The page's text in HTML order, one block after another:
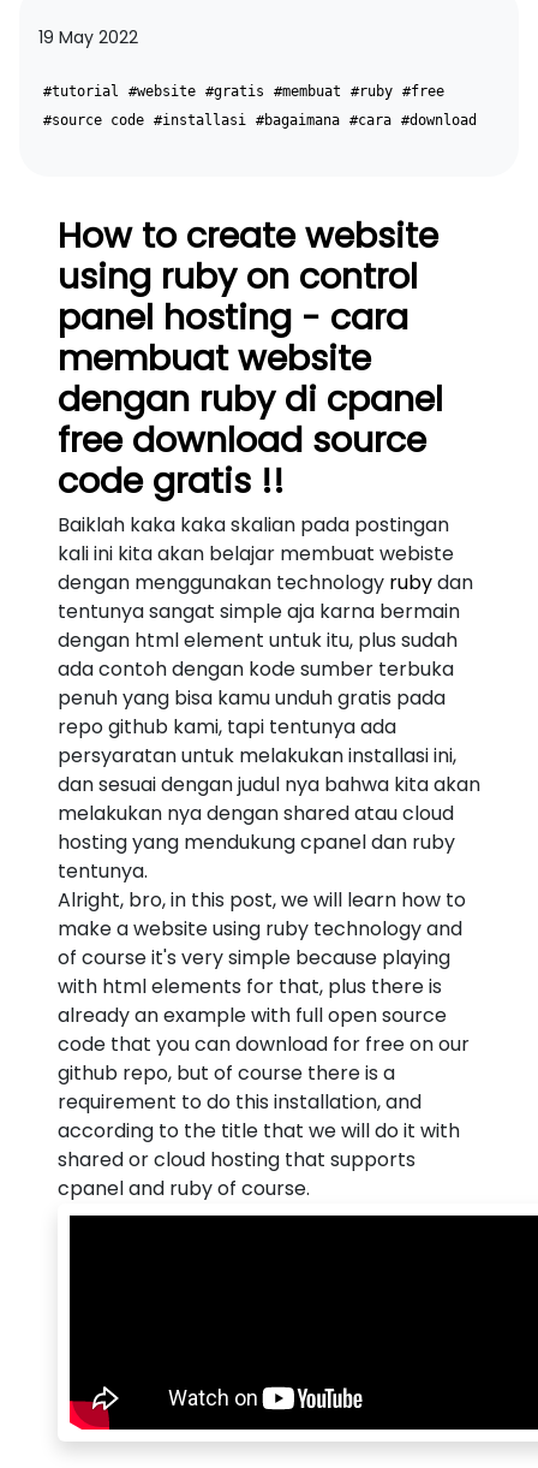
19 May 2022
#tutorial #website #gratis #membuat #ruby #free
#source code #installasi #bagaimana #cara #download
How to create website
using ruby on control
panel hosting - cara
membuat website
dengan ruby di cpanel
free download source
code gratis !!
Baiklah kaka kaka skalian pada postingan
kali ini kita akan belajar membuat webiste
dengan menggunakan technology rubydan
tentunya sangat simple aja karna bermain
dengan html element untuk itu, plus sudah
ada contoh dengan kode sumber terbuka
penuh yang bisa kamu unduh gratis pada
repo github kami, tapi tentunya ada
persyaratan untuk melakukan installasi ini,
dan sesuai dengan judul nya bahwa kita akan
melakukan nya dengan shared atau cloud
hosting yang mendukung cpanel dan ruby
tentunya.
Alright, bro, in this post, we will learn how to
make a website using ruby technology and
of course it's very simple because playing
with html elements for that, plus there is
already an example with full open source
code that you can download for free on our
github repo, but of course there is a
requirement to do this installation, and
according to the title that we will do it with
shared or cloud hosting that supports
cpanel and ruby of course.